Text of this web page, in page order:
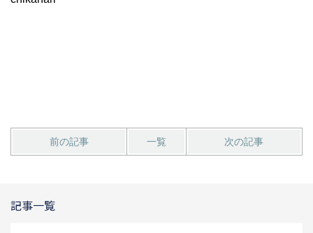
前の記事 一覧 次の記事
記事一覧